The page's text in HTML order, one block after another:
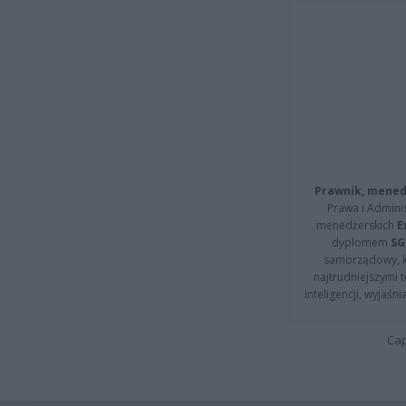
Prawnik,
Prawa i
menedżerskich
dyplomem
samorządowy,
najtrudniejszymi
inteligencji,